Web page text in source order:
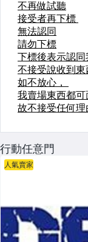
行動任意門
人氣賣家